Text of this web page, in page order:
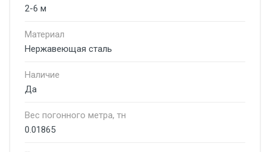
2-6 м
Материал
Нержавеющая сталь
Наличие
Да
Вес погонного метра, тн
0.01865